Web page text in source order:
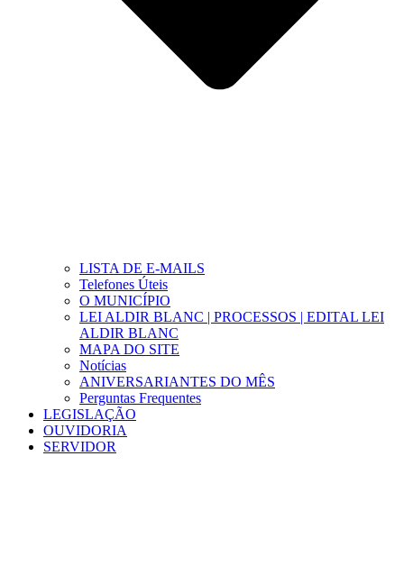
LISTA DE E-MAILS
Telefones Úteis
O MUNICÍPIO
LEI ALDIR BLANC | PROCESSOS | EDITAL LEI
ALDIR BLANC
MAPA DO SITE
Notícias
ANIVERSARIANTES DO MÊS
Perguntas Frequentes
LEGISLAÇÃO
OUVIDORIA
SERVIDOR